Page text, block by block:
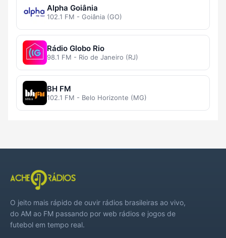
Alpha Goiânia
102.1 FM - Goiânia (GO)
Rádio Globo Rio
98.1 FM - Rio de Janeiro (RJ)
BH FM
102.1 FM - Belo Horizonte (MG)
O jeito mais rápido de ouvir rádios brasileiras ao vivo,
do AM ao FM passando por web rádios e jogos de
futebol em tempo real.